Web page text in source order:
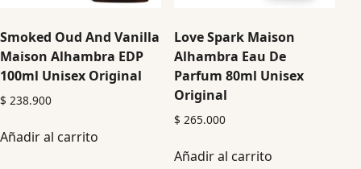
Smoked Oud And Vanilla
Maison Alhambra EDP
100ml Unisex Original
$ 238.900
Añadir al carrito
Love Spark Maison
Alhambra Eau De
Parfum 80ml Unisex
Original
$ 265.000
Añadir al carrito